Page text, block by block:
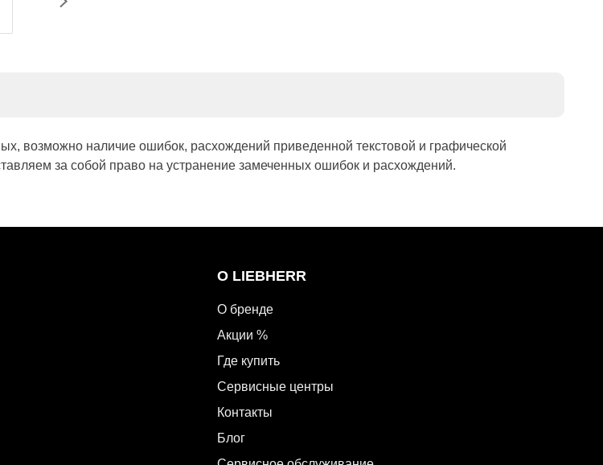
возможно наличие ошибок, расхождений приведенной текстовой и графической
за собой право на устранение замеченных ошибок и расхождений.
О LIEBHERR
О бренде
Акции %
Где купить
Сервисные центры
Контакты
Блог